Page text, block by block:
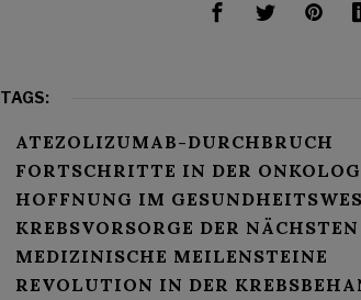
TAGS:
ATEZOLIZUMAB-DURCHBRUCH
FORTSCHRITTE IN DER
HOFFNUNG IM
KREBSVORSORGE DER
MEDIZINISCHE MEILENSTEINE
REVOLUTION IN DER